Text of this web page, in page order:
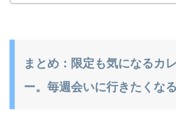
まとめ：限定も気になるカ
ー。毎週会いに行きたくなる